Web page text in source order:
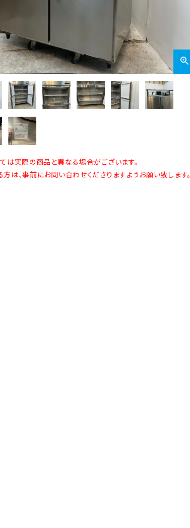
は実際の商品と異なる場合がございます。
は、事前にお問い合わせくださりますようお願い致します。